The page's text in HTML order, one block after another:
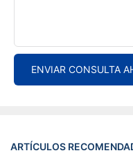
ENVIAR CONSULTA
ARTÍCULOS